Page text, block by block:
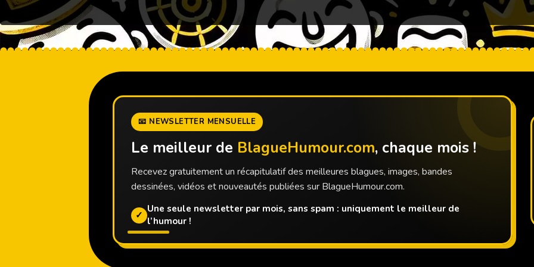
📧 NEWSLETTER MENSUELLE
Le meilleur de BlagueHumour.com, chaque mois !
Recevez gratuitement un récapitulatif des meilleures blagues, images, bandes
dessinées, vidéos et nouveautés publiées sur BlagueHumour.com.
✓
Une seule newsletter par mois, sans spam : uniquement le meilleur de
l’humour !